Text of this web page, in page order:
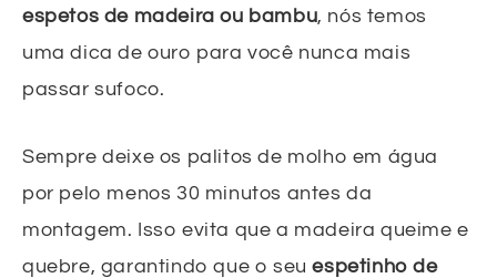
espetos de madeira ou bambu, nós temos
uma dica de ouro para você nunca mais
passar sufoco.
Sempre deixe os palitos de molho em água
por pelo menos 30 minutos antes da
montagem. Isso evita que a madeira queime e
quebre, garantindo que o seuespetinho de